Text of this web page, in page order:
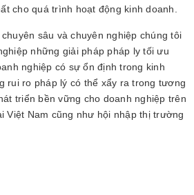
cho quá trình hoạt động kinh doanh.
sâu và chuyên nghiệp chúng tôi
những giải pháp pháp ly tối ưu
nghiệp có sự ổn định trong kinh
rui ro pháp lý có thể xẩy ra trong tương
triển bền vững cho doanh nghiệp trên
Việt Nam cũng như hội nhập thị trường